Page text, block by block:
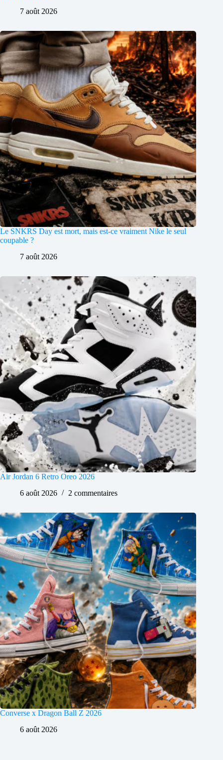
7 août 2026
Le SNKRS Day est mort, mais est-ce vraiment Nike le seul
coupable ?
7 août 2026
Air Jordan 6 Retro Oreo 2026
6 août 2026
2 commentaires
Converse x Dragon Ball Z 2026
6 août 2026